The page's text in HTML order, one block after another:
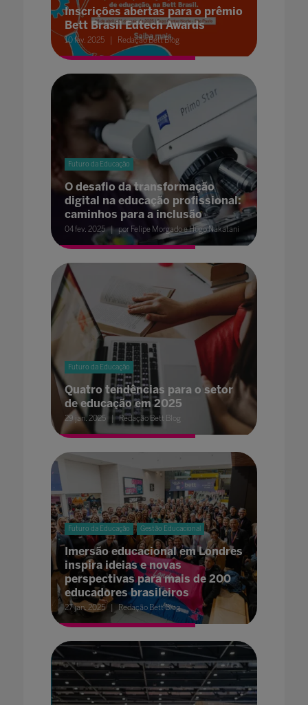
Inscrições abertas para o prêmio
Bett Brasil Edtech Awards
10 fev. 2025 Redação Bett Blog
Futuro da Educação
O desafio da transformação
digital na educação profissional:
caminhos para a inclusão
04 fev. 2025 por Felipe Morgado e Hugo Nakatani
Futuro da Educação
Quatro tendências para o setor
de educação em 2025
29 jan. 2025 Redação Bett Blog
Futuro da Educação Gestão Educacional
Imersão educacional em Londres
inspira ideias e novas
perspectivas para mais de 200
educadores brasileiros
27 jan. 2025 Redação Bett Blog